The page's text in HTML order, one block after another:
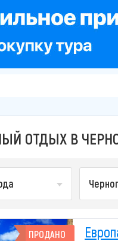
ОТДЫХ В
ПРОДАНО